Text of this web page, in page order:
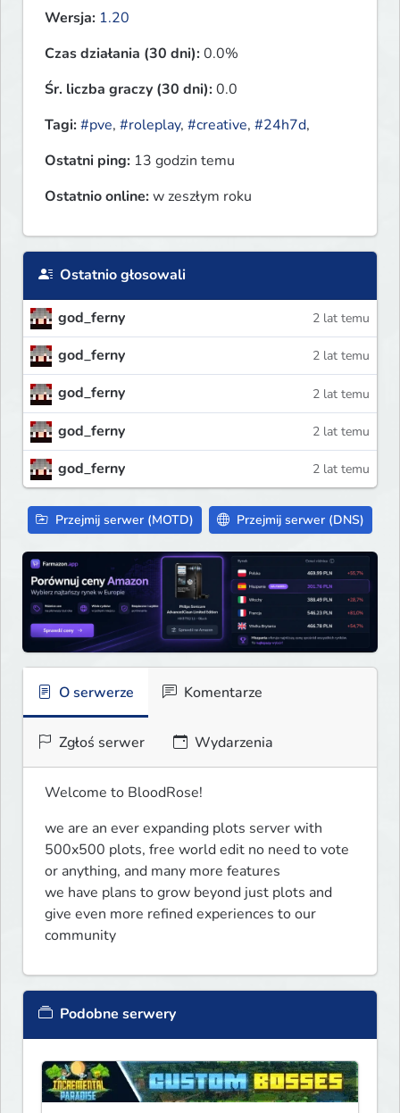
Wersja: 1.20
Czas działania (30 dni):0.0%
Śr. liczba graczy (30 dni):0.0
Tagi:#pve, #roleplay, #creative, #24h7d,
Ostatni ping: 13 godzin temu
Ostatnio online:w zeszłym roku
Ostatnio głosowali
god_ferny 2 lat temu
god_ferny 2 lat temu
god_ferny 2 lat temu
god_ferny 2 lat temu
god_ferny 2 lat temu
Przejmij serwer (MOTD) Przejmij serwer (DNS)
O serwerze Komentarze
Zgłoś serwer Wydarzenia
Welcome to BloodRose!
we are an ever expanding plots server with
500x500 plots, free world edit no need to vote
or anything, and many more features
we have plans to grow beyond just plots and
give even more refined experiences to our
community
Podobne serwery